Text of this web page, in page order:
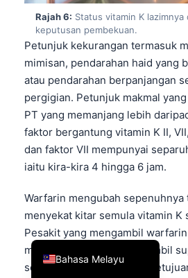
Rajah 6: Status vitamin K lazimnya
keputusan pembekuan.
Petunjuk kekurangan termasuk
mimisan, pendarahan haid yang
atau pendarahan berpanjangan
pergigian. Petunjuk makmal
PT yang memanjang lebih
faktor bergantung vitamin K II,
dan faktor VII mempunyai
iaitu kira-kira 4 hingga 6 jam.
Warfarin mengubah sepenuhnya
menyekat kitar semula vitamin K
Pesakit yang mengambil
mula atau berhenti mengambil
secara tiba-tiba tanpa
Bahasa Melayu
English
Deutsch
Français
עִבְרִית
Italiano
Español
Português
Ελληνικά
Türkçe
Română